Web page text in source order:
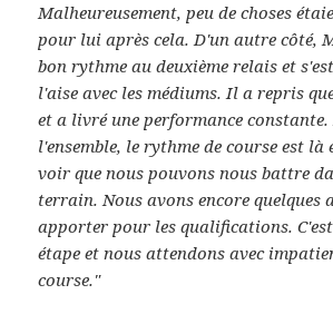
Malheureusement, peu de choses
pour lui après cela. D'un autre côté,
bon rythme au deuxième relais et
l'aise avec les médiums. Il a repris
et a livré une performance constante.
l'ensemble, le rythme de course est là
voir que nous pouvons nous battre
terrain. Nous avons encore
apporter pour les qualifications.
étape et nous attendons avec
course."